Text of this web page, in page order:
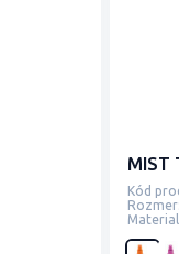
MIST
Kód